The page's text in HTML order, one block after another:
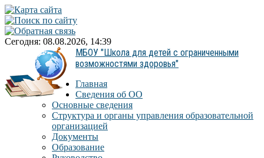
Сегодня: 08.08.2026, 14:39
МБОУ "Школа для детей с ограниченными
возможностями здоровья"
Главная
Сведения об ОО
Основные сведения
Структура и органы управления образовательной
организацией
Документы
Образование